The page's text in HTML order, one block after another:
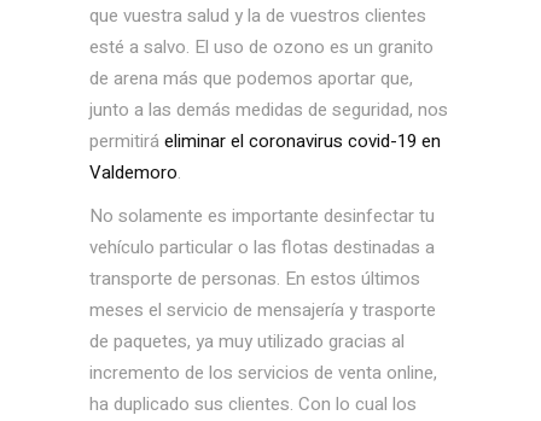
que vuestra salud y la de vuestros clientes
esté a salvo. El uso de ozono es un granito
de arena más que podemos aportar que,
junto a las demás medidas de seguridad, nos
permitiráeliminar el coronavirus covid-19 en
Valdemoro.
No solamente es importante desinfectar tu
vehículo particular o las flotas destinadas a
transporte de personas. En estos últimos
meses el servicio de mensajería y trasporte
de paquetes, ya muy utilizado gracias al
incremento de los servicios de venta online,
ha duplicado sus clientes. Con lo cual los